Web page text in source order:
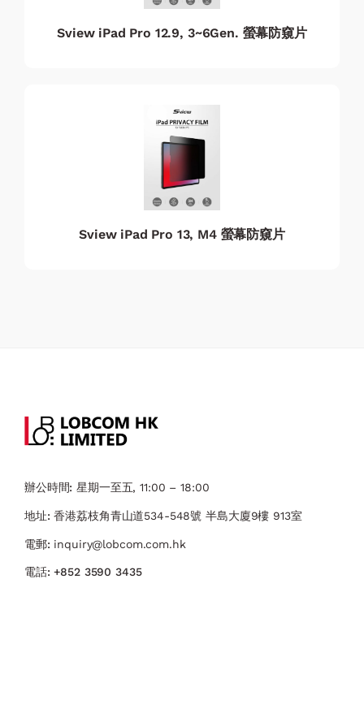
Sview iPad Pro 12.9, 3~6Gen. 螢幕防窺片
Sview iPad Pro 13, M4 螢幕防窺片
辦公時間: 星期一至五, 11:00 – 18:00
地址: 香港荔枝角青山道534-548號 ​半島大廈9樓 913室
電郵: inquiry@lobcom.com.hk
電話:+852 3590 3435